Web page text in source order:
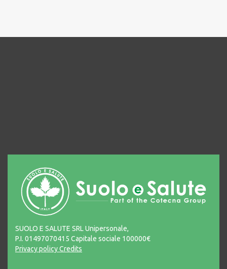
SUOLO E SALUTE SRL Unipersonale,
P.I. 01497070415 Capitale sociale 100000€
Privacy policyCredits